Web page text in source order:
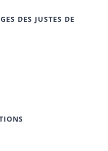
DES JUSTES DE